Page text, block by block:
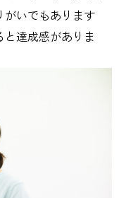
がいでもあります
と達成感がありま